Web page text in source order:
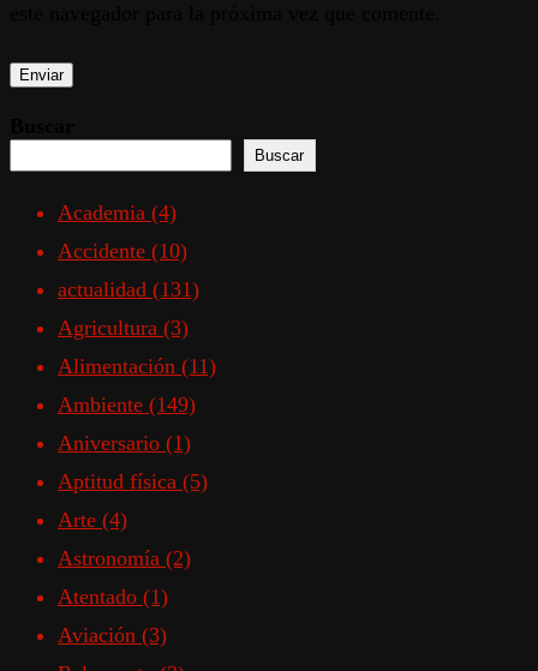
Buscar
Academia (4)
Accidente (10)
actualidad (131)
Agricultura (3)
Alimentación (11)
Ambiente (149)
Aniversario (1)
Aptitud física (5)
Arte (4)
Astronomía (2)
Atentado (1)
Aviación (3)